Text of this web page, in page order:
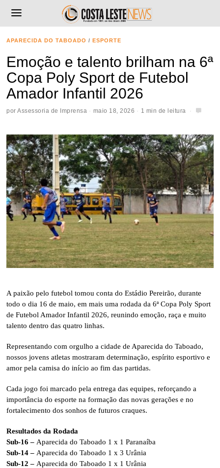
APARECIDA DO TABOADO / ESPORTE
Emoção e talento brilham na 6ª
Copa Poly Sport de Futebol
Amador Infantil 2026
porAssessoria de Imprensa maio 18, 2026 1 min de leitura
A paixão pelo futebol tomou conta do Estádio Pereirão, durante
todo o dia 16 de maio, em mais uma rodada da 6ª Copa Poly Sport
de Futebol Amador Infantil 2026, reunindo emoção, raça e muito
talento dentro das quatro linhas.
Representando com orgulho a cidade de Aparecida do Taboado,
nossos jovens atletas mostraram determinação, espírito esportivo e
amor pela camisa do início ao fim das partidas.
Cada jogo foi marcado pela entrega das equipes, reforçando a
importância do esporte na formação das novas gerações e no
fortalecimento dos sonhos de futuros craques.
Resultados da Rodada
Sub-16 – Aparecida do Taboado 1 x 1 Paranaíba
Sub-14 – Aparecida do Taboado 1 x 3 Urânia
Sub-12 – Aparecida do Taboado 1 x 1 Urânia